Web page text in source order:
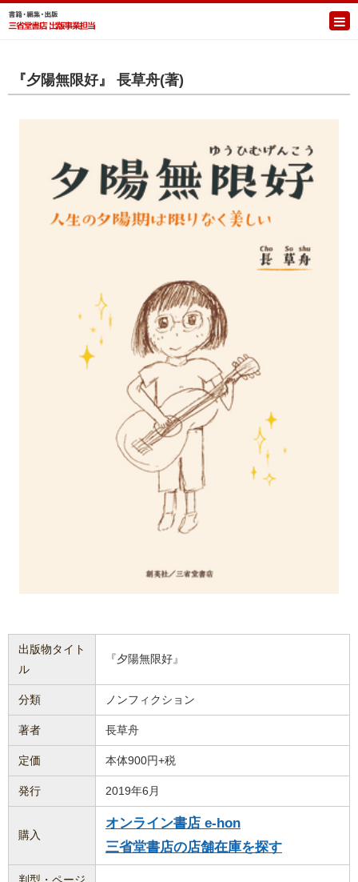
『夕陽無限好』 長草舟(著)
出版物タイト
ル
『夕陽無限好』
分類 ノンフィクション
著者 長草舟
定価 本体900円+税
発行 2019年6月
購入
オンライン書店 e-hon
三省堂書店の店舗在庫を探す